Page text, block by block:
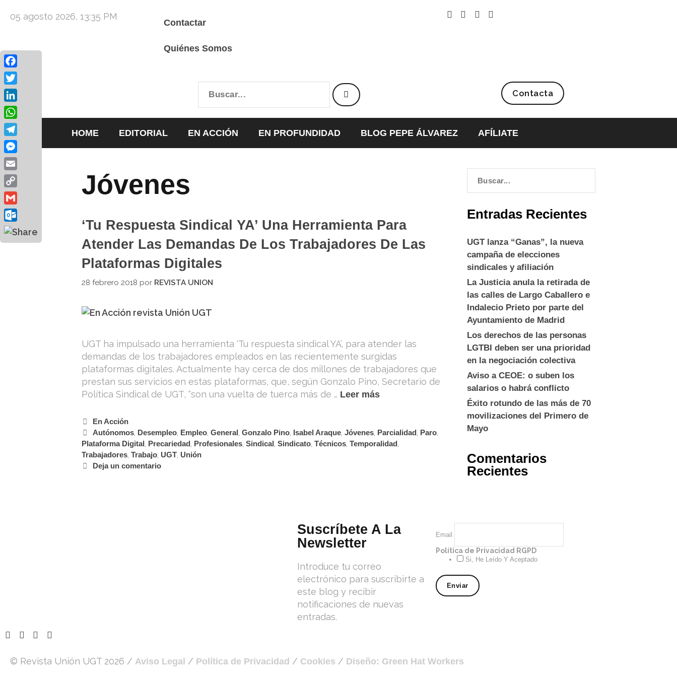
05 agosto 2026, 13:35 PM
Contactar
Quiénes Somos
Contacta
HOME EDITORIAL EN ACCIÓN EN PROFUNDIDAD BLOG PEPE ÁLVAREZ AFÍLIATE
Jóvenes
‘Tu Respuesta Sindical YA’ Una Herramienta Para
Atender Las Demandas De Los Trabajadores De Las
Plataformas Digitales
28 febrero 2018 por REVISTA UNION
UGT ha impulsado una herramienta ‘Tu respuesta sindical YA’, para atender las
demandas de los trabajadores empleados en las recientemente surgidas
plataformas digitales. Actualmente hay cerca de dos millones de trabajadores que
prestan sus servicios en estas plataformas, que, según Gonzalo Pino, Secretario de
Política Sindical de UGT, “son una vuelta de tuerca más de … Leer más
En Acción
Autónomos, Desempleo, Empleo,General,Gonzalo Pino, Isabel Araque,Jóvenes, Parcialidad, Paro,
Plataforma Digital, Precariedad, Profesionales, Sindical, Sindicato, Técnicos, Temporalidad,
Trabajadores, Trabajo, UGT, Unión
Deja un comentario
Entradas Recientes
UGT lanza “Ganas”, la nueva
campaña de elecciones
sindicales y afiliación
La Justicia anula la retirada de
las calles de Largo Caballero e
Indalecio Prieto por parte del
Ayuntamiento de Madrid
Los derechos de las personas
LGTBI deben ser una prioridad
en la negociación colectiva
Aviso a CEOE: o suben los
salarios o habrá conflicto
Éxito rotundo de las más de 70
movilizaciones del Primero de
Mayo
Comentarios
Recientes
Suscríbete A La
Newsletter
Introduce tu correo
electrónico para suscribirte a
este blog y recibir
notificaciones de nuevas
entradas.
Email
Política de Privacidad RGPD
Si, He Leído Y Aceptado
© Revista Unión UGT 2026 / Aviso Legal / Política de Privacidad / Cookies / Diseño: Green Hat Workers
Facebook
Twitter
LinkedIn
WhatsApp
Telegram
Messenger
Email
Copy
Link
Gmail
Outlook.com